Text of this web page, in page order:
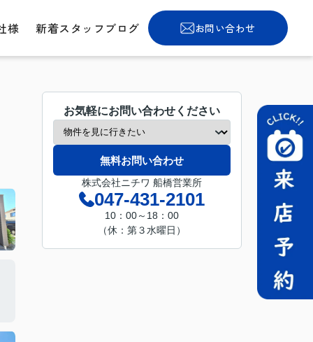
様 新着スタッフブログ お問い合わせ
お気軽にお問い合わせください
無料お問い合わせ
株式会社ニチワ 船橋営業所
047-431-2101
10：00～18：00
（休：第３水曜日）